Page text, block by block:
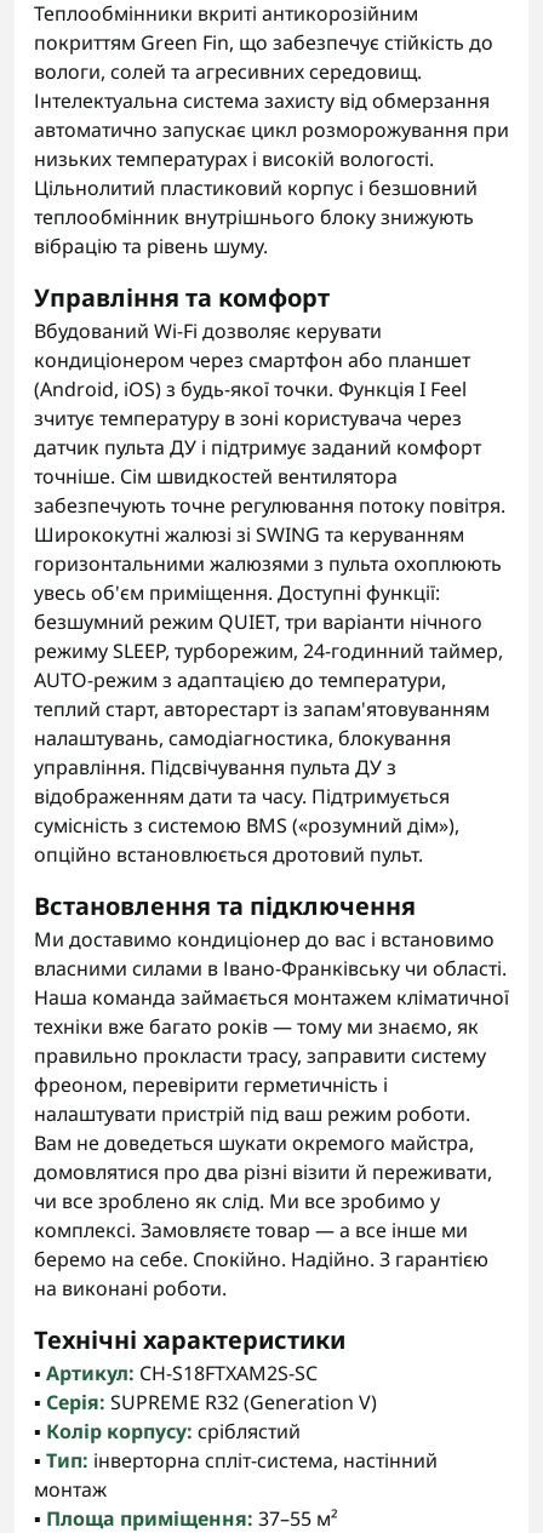
Теплообмінники вкриті антикорозійним
покриттям Green Fin, що забезпечує стійкість до
вологи, солей та агресивних середовищ.
Інтелектуальна система захисту від обмерзання
автоматично запускає цикл розморожування при
низьких температурах і високій вологості.
Цільнолитий пластиковий корпус і безшовний
теплообмінник внутрішнього блоку знижують
вібрацію та рівень шуму.
Управління та комфорт
Вбудований Wi-Fi дозволяє керувати
кондиціонером через смартфон або планшет
(Android, iOS) з будь-якої точки. Функція I Feel
зчитує температуру в зоні користувача через
датчик пульта ДУ і підтримує заданий комфорт
точніше. Сім швидкостей вентилятора
забезпечують точне регулювання потоку повітря.
Ширококутні жалюзі зі SWING та керуванням
горизонтальними жалюзями з пульта охоплюють
увесь об'єм приміщення. Доступні функції:
безшумний режим QUIET, три варіанти нічного
режиму SLEEP, турборежим, 24-годинний таймер,
AUTO-режим з адаптацією до температури,
теплий старт, авторестарт із запам'ятовуванням
налаштувань, самодіагностика, блокування
управління. Підсвічування пульта ДУ з
відображенням дати та часу. Підтримується
сумісність з системою BMS («розумний дім»),
опційно встановлюється дротовий пульт.
Встановлення та підключення
Ми доставимо кондиціонер до вас і встановимо
власними силами в Івано-Франківську чи області.
Наша команда займається монтажем кліматичної
техніки вже багато років — тому ми знаємо, як
правильно прокласти трасу, заправити систему
фреоном, перевірити герметичність і
налаштувати пристрій під ваш режим роботи.
Вам не доведеться шукати окремого майстра,
домовлятися про два різні візити й переживати,
чи все зроблено як слід. Ми все зробимо у
комплексі. Замовляєте товар — а все інше ми
беремо на себе. Спокійно. Надійно. З гарантією
на виконані роботи.
Технічні характеристики
▪️ Артикул: CH-S18FTXAM2S-SC
▪️ Серія: SUPREME R32 (Generation V)
▪️ Колір корпусу: сріблястий
▪️ Тип: інверторна спліт-система, настінний
монтаж
▪️ Площа приміщення: 37–55 м²